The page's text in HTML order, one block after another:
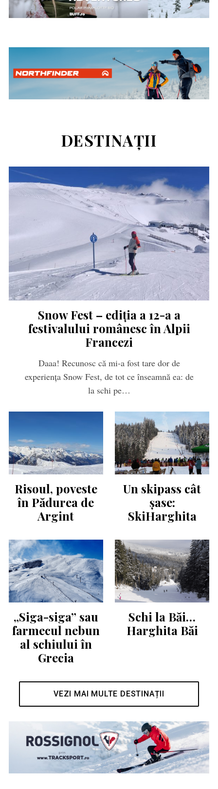
DESTINAȚII
Snow Fest – ediția a 12-a a
festivalului românesc în Alpii
Francezi
Daaa! Recunosc că mi-a fost tare dor de
experiența Snow Fest, de tot ce înseamnă ea: de
la schi pe…
Risoul, poveste
în Pădurea de
Argint
Un skipass cât
șase:
SkiHarghita
„Siga-siga” sau
farmecul nebun
al schiului în
Grecia
Schi la Băi…
Harghita Băi
VEZI MAI MULTE DESTINAȚII